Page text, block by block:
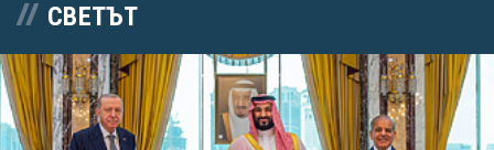
СВЕТЪТ